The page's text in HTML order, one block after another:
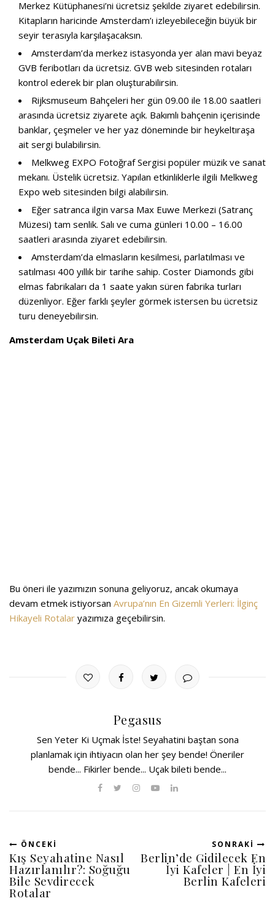
Merkez Kütüphanesi’ni ücretsiz şekilde ziyaret edebilirsin.
Kitapların haricinde Amsterdam’ı izleyebileceğin büyük bir
seyir terasıyla karşılaşacaksın.
Amsterdam’da merkez istasyonda yer alan mavi beyaz
GVB feribotları da ücretsiz. GVB web sitesinden rotaları
kontrol ederek bir plan oluşturabilirsin.
Rijksmuseum Bahçeleri her gün 09.00 ile 18.00 saatleri
arasında ücretsiz ziyarete açık. Bakımlı bahçenin içerisinde
banklar, çeşmeler ve her yaz döneminde bir heykeltıraşa
ait sergi bulabilirsin.
Melkweg EXPO Fotoğraf Sergisi popüler müzik ve sanat
mekanı. Üstelik ücretsiz. Yapılan etkinliklerle ilgili Melkweg
Expo web sitesinden bilgi alabilirsin.
Eğer satranca ilgin varsa Max Euwe Merkezi (Satranç
Müzesi) tam senlik. Salı ve cuma günleri 10.00 – 16.00
saatleri arasında ziyaret edebilirsin.
Amsterdam’da elmasların kesilmesi, parlatılması ve
satılması 400 yıllık bir tarihe sahip. Coster Diamonds gibi
elmas fabrikaları da 1 saate yakın süren fabrika turları
düzenliyor. Eğer farklı şeyler görmek istersen bu ücretsiz
turu deneyebilirsin.
Amsterdam Uçak Bileti Ara
Bu öneri ile yazımızın sonuna geliyoruz, ancak okumaya
devam etmek istiyorsan Avrupa’nın En Gizemli Yerleri: İlginç
Hikayeli Rotalar yazımıza geçebilirsin.
Pegasus
Sen Yeter Ki Uçmak İste! Seyahatini baştan sona
planlamak için ihtiyacın olan her şey bende! Öneriler
bende... Fikirler bende... Uçak bileti bende...
ÖNCEKI
Kış Seyahatine Nasıl
Hazırlanılır?: Soğuğu
Bile Sevdirecek
Rotalar
SONRAKI
Berlin’de Gidilecek En
İyi Kafeler | En İyi
Berlin Kafeleri